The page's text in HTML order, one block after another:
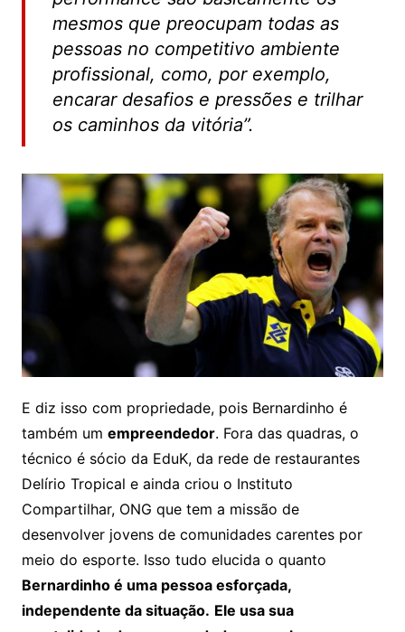
mesmos que preocupam todas as
pessoas no competitivo ambiente
profissional, como, por exemplo,
encarar desafios e pressões e trilhar
os caminhos da vitória”.
E diz isso com propriedade, pois Bernardinho é
também um empreendedor. Fora das quadras, o
técnico é sócio da EduK, da rede de restaurantes
Delírio Tropical e ainda criou o Instituto
Compartilhar, ONG que tem a missão de
desenvolver jovens de comunidades carentes por
meio do esporte. Isso tudo elucida o quanto
Bernardinho é uma pessoa esforçada,
independente da situação. Ele usa sua